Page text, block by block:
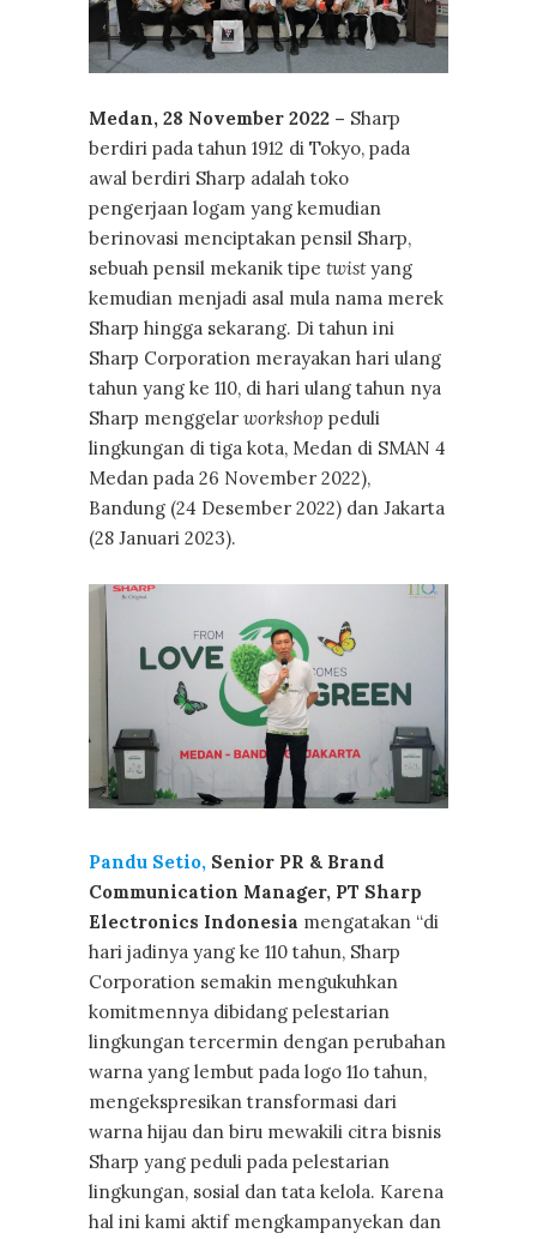
Medan, 28 November 2022 – Sharp
berdiri pada tahun 1912 di Tokyo, pada
awal berdiri Sharp adalah toko
pengerjaan logam yang kemudian
berinovasi menciptakan pensil Sharp,
sebuah pensil mekanik tipe twistyang
kemudian menjadi asal mula nama merek
Sharp hingga sekarang. Di tahun ini
Sharp Corporation merayakan hari ulang
tahun yang ke 110, di hari ulang tahun nya
Sharp menggelar workshop peduli
lingkungan di tiga kota, Medan di SMAN 4
Medan pada 26 November 2022),
Bandung (24 Desember 2022) dan Jakarta
(28 Januari 2023).
Pandu Setio, Senior PR & Brand
Communication Manager, PT Sharp
Electronics Indonesia mengatakan “di
hari jadinya yang ke 110 tahun, Sharp
Corporation semakin mengukuhkan
komitmennya dibidang pelestarian
lingkungan tercermin dengan perubahan
warna yang lembut pada logo 11o tahun,
mengekspresikan transformasi dari
warna hijau dan biru mewakili citra bisnis
Sharp yang peduli pada pelestarian
lingkungan, sosial dan tata kelola. Karena
hal ini kami aktif mengkampanyekan dan